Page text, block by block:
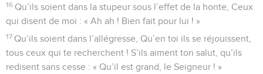
16 Qu’ils soient dans la stupeur sous l’effet de la honte, Ceux
qui disent de moi : « Ah ah ! Bien fait pour lui ! »
17 Qu’ils soient dans l’allégresse, Qu’en toi ils se réjouissent,
tous ceux qui te recherchent ! S’ils aiment ton salut, qu’ils
redisent sans cesse : « Qu’il est grand, le Seigneur ! »